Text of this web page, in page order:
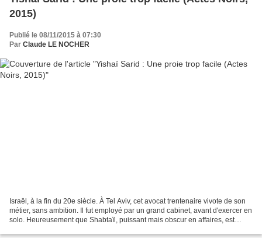
2015)
Publié le 08/11/2015 à 07:30
Par Claude LE NOCHER
Israël, à la fin du 20e siècle. À Tel Aviv, cet avocat trentenaire vivote de son
métier, sans ambition. Il fut employé par un grand cabinet, avant d'exercer en
solo. Heureusement que Shabtaïl, puissant mais obscur en affaires, est